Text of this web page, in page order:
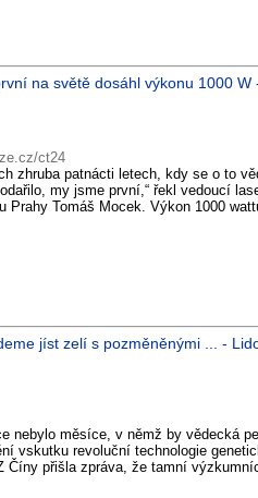
na světě dosáhl výkonu 1000 W
ct24
zhruba patnácti letech, kdy se o to
my jsme první,“ řekl vedoucí
Prahy Tomáš Mocek. Výkon 1000
jíst zelí s pozměněnými ... -
nebylo měsíce, v němž by vědecká
vskutku revoluční technologie
Číny přišla zpráva, že tamní